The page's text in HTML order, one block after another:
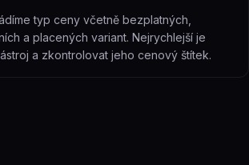
typ ceny včetně bezplatných,
a placených variant. Nejrychlejší je
a zkontrolovat jeho cenový štítek.